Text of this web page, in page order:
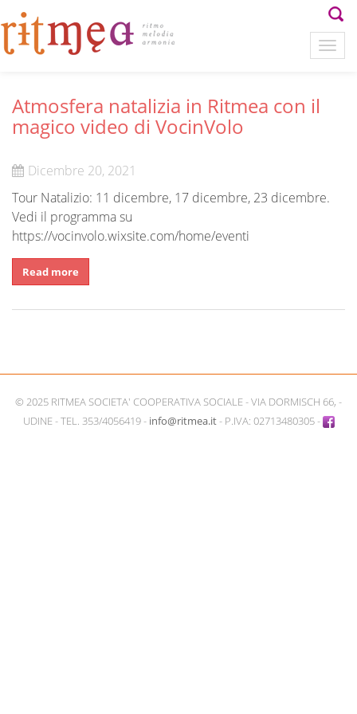
Atmosfera natalizia in Ritmea con il
magico video di VocinVolo
Dicembre 20, 2021
Tour Natalizio: 11 dicembre, 17 dicembre, 23 dicembre.
Vedi il programma su
https://vocinvolo.wixsite.com/home/eventi
Read more
© 2025 RITMEA SOCIETA' COOPERATIVA SOCIALE - VIA DORMISCH 66, -
UDINE - TEL. 353/4056419 - info@ritmea.it- P.IVA: 02713480305 -